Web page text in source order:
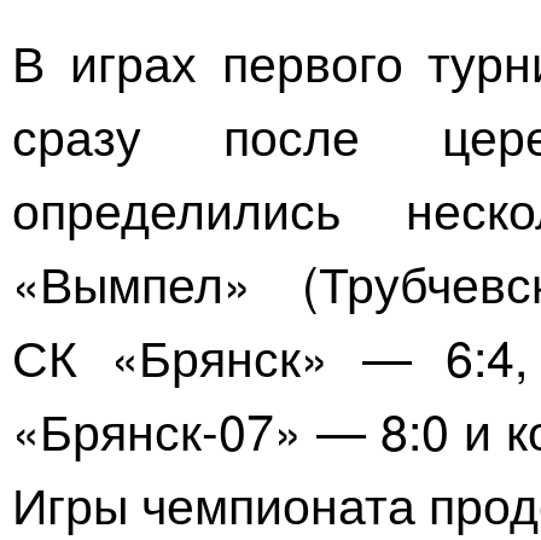
В играх первого
сразу после
определились
«Вымпел»
СК «Брянск» — 6:4,
«Брянск-07» — 8:0 и
Игры чемпионата